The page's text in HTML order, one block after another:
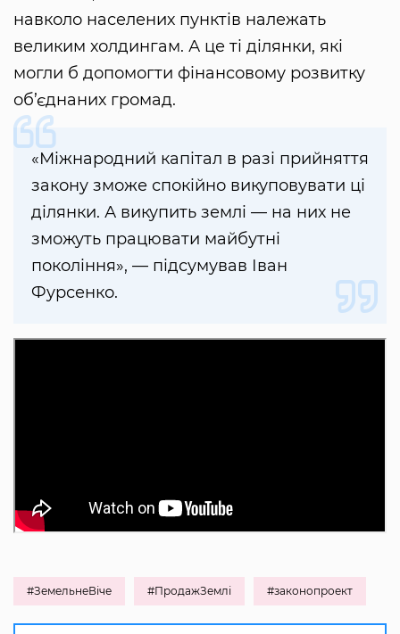
навколо населених пунктів належать
великим холдингам. А це ті ділянки, які
могли б допомогти фінансовому розвитку
об’єднаних громад.
«Міжнародний капітал в разі прийняття
закону зможе спокійно викуповувати ці
ділянки. А викупить землі — на них не
зможуть працювати майбутні
покоління», — підсумував Іван
Фурсенко.
#ЗемельнеВіче #ПродажЗемлі #законопроект